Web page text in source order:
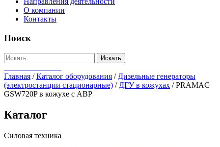
О компании
Контакты
Поиск
Искать
Главная /Каталог оборудования / Дизельные генераторы
(электростанции стационарные) / ДГУ в кожухах /PRAMAC
GSW720P в кожухе с АВР
Каталог
Силовая техника